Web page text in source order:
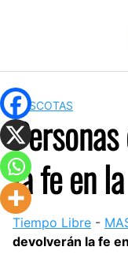
MASCOTAS
la fe en
Tiempo Libre -
devolverán la fe